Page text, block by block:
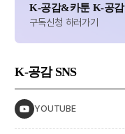
K-공감&카툰 K-공감
구독신청 하러가기
K-공감 SNS
YOUTUBE